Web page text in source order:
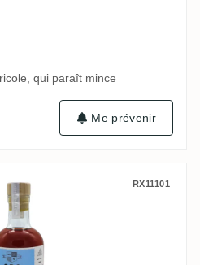
qui paraît mince
Me prévenir
French Oak &
RX11101